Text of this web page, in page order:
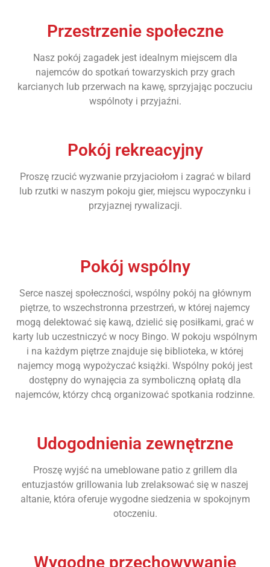
Przestrzenie społeczne
Nasz pokój zagadek jest idealnym miejscem dla
najemców do spotkań towarzyskich przy grach
karcianych lub przerwach na kawę, sprzyjając poczuciu
wspólnoty i przyjaźni.
Pokój rekreacyjny
Proszę rzucić wyzwanie przyjaciołom i zagrać w bilard
lub rzutki w naszym pokoju gier, miejscu wypoczynku i
przyjaznej rywalizacji.
Pokój wspólny
Serce naszej społeczności, wspólny pokój na głównym
piętrze, to wszechstronna przestrzeń, w której najemcy
mogą delektować się kawą, dzielić się posiłkami, grać w
karty lub uczestniczyć w nocy Bingo. W pokoju wspólnym
i na każdym piętrze znajduje się biblioteka, w której
najemcy mogą wypożyczać książki. Wspólny pokój jest
dostępny do wynajęcia za symboliczną opłatą dla
najemców, którzy chcą organizować spotkania rodzinne.
Udogodnienia zewnętrzne
Proszę wyjść na umeblowane patio z grillem dla
entuzjastów grillowania lub zrelaksować się w naszej
altanie, która oferuje wygodne siedzenia w spokojnym
otoczeniu.
Wygodne przechowywanie